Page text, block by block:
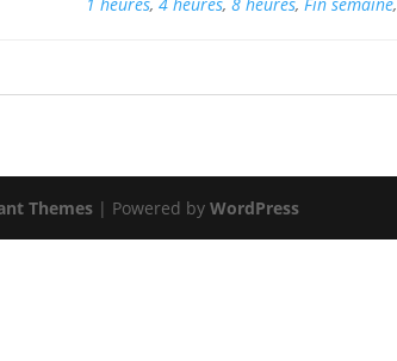
Themes | Powered byWordPress